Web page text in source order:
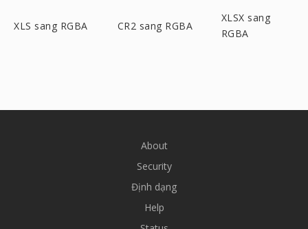
XLS sang RGBA CR2 sang RGBA
XLSX sang
RGBA
About
Security
Định dạng
Help